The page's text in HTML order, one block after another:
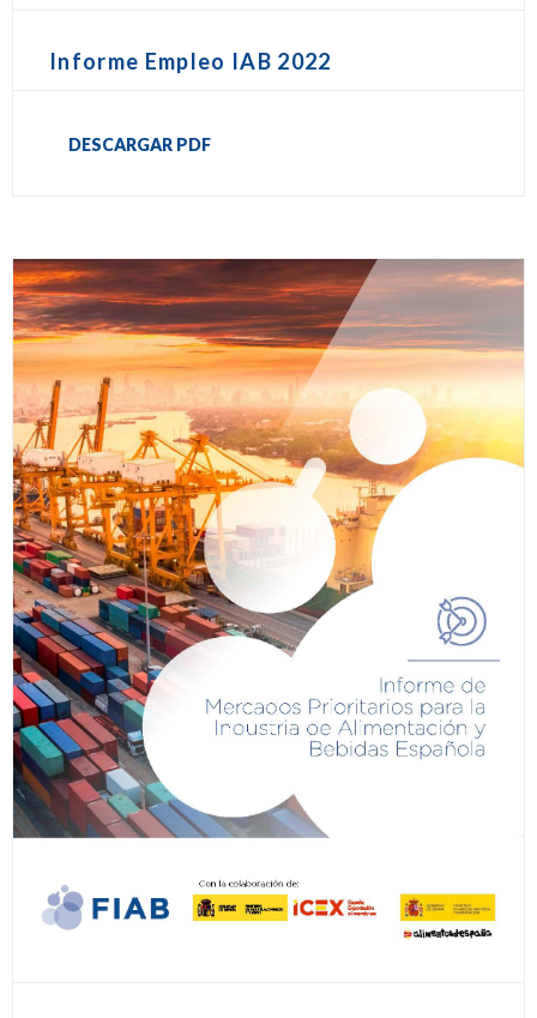
Informe Empleo IAB 2022
DESCARGAR PDF